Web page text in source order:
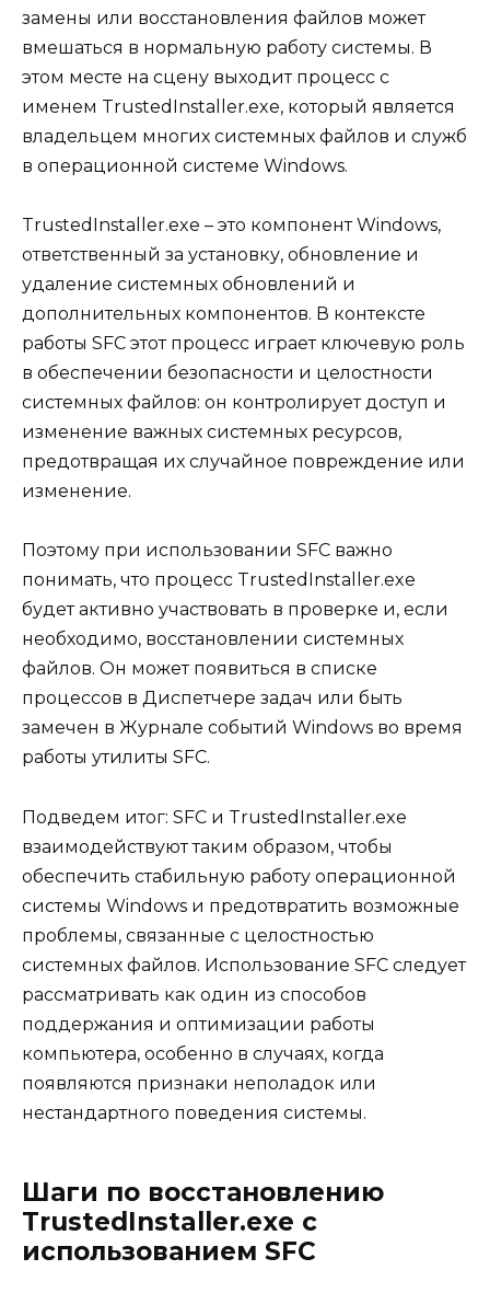
замены или восстановления файлов может
вмешаться в нормальную работу системы. В
этом месте на сцену выходит процесс с
именем TrustedInstaller.exe, который является
владельцем многих системных файлов и служб
в операционной системе Windows.
TrustedInstaller.exe – это компонент Windows,
ответственный за установку, обновление и
удаление системных обновлений и
дополнительных компонентов. В контексте
работы SFC этот процесс играет ключевую роль
в обеспечении безопасности и целостности
системных файлов: он контролирует доступ и
изменение важных системных ресурсов,
предотвращая их случайное повреждение или
изменение.
Поэтому при использовании SFC важно
понимать, что процесс TrustedInstaller.exe
будет активно участвовать в проверке и, если
необходимо, восстановлении системных
файлов. Он может появиться в списке
процессов в Диспетчере задач или быть
замечен в Журнале событий Windows во время
работы утилиты SFC.
Подведем итог: SFC и TrustedInstaller.exe
взаимодействуют таким образом, чтобы
обеспечить стабильную работу операционной
системы Windows и предотвратить возможные
проблемы, связанные с целостностью
системных файлов. Использование SFC следует
рассматривать как один из способов
поддержания и оптимизации работы
компьютера, особенно в случаях, когда
появляются признаки неполадок или
нестандартного поведения системы.
Шаги по восстановлению
TrustedInstaller.exe с
использованием SFC